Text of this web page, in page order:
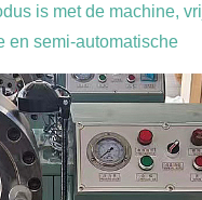
is met de machine,
en semi-automatische